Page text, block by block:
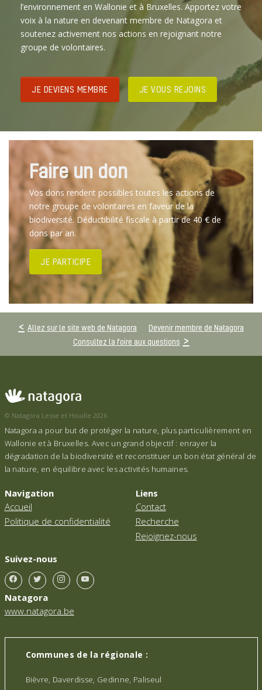
l’environnement en Wallonie et à Bruxelles. Apportez votre
voix à la nature en devenant membre de Natagora et
soutenez activement nos actions en rejoignant notre
groupe de volontaires.
JE DEVIENS MEMBRE JE VOUS REJOINS
Faire un don
Vos dons rendent possibles toutes les actions de
notre groupe de volontaires en faveur de la
biodiversité. Déductibilité fiscale à partir de 40 € de
dons par an.
JE PARTICIPE
Allez sur le site web de Natagora
Devenir membre de Natagora
Consultez la foire aux questions
© Natagora Lesse et Houille 2026
Natagora a pour but de protéger la nature, plus particulièrement en
Wallonie et à Bruxelles. Avec un grand objectif : enrayer la
dégradation de la biodiversité et reconstituer un bon état général de
la nature, en équilibre avec les activités humaines.
Navigation
Accueil
Politique de confidentialité
Liens
Contact
Recherche
Rejoignez-nous
Suivez-nous
Natagora
www.natagora.be
Communes de la régionale :
Bièvre, Daverdisse, Gedinne, Paliseul